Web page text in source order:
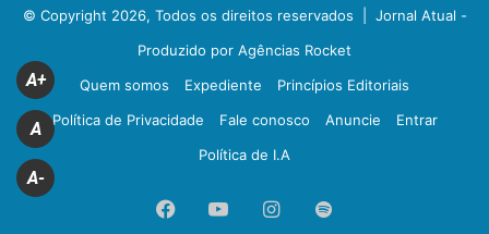
© Copyright 2026, Todos os direitos reservados | Jornal Atual -
Produzido por Agências Rocket
Quem somos
Expediente
Princípios Editoriais
Política de Privacidade
Fale conosco Anuncie
Entrar
Política de I.A
FacebookYouTubeInstagram
Spotify
A+
A
A-